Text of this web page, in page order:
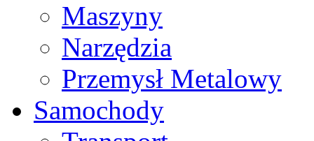
Maszyny
Narzędzia
Przemysł Metalowy
Samochody